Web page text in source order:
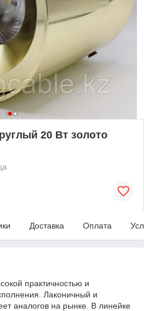
20 Вт золото
Доставка Оплата
практичностью и
Лаконичный и
аналогов на рынке. В линейке